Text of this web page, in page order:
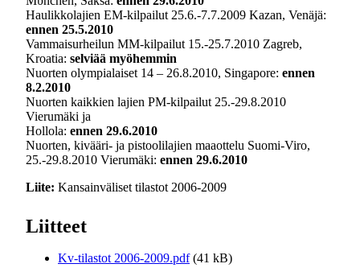
Haulikkolajien EM-kilpailut 25.6.-7.7.2009 Kazan, Venäjä:
ennen 25.5.2010
Vammaisurheilun MM-kilpailut 15.-25.7.2010 Zagreb,
Kroatia: selviää myöhemmin
Nuorten olympialaiset 14 – 26.8.2010, Singapore: ennen
8.2.2010
Nuorten kaikkien lajien PM-kilpailut 25.-29.8.2010
Vierumäki ja
Hollola: ennen 29.6.2010
Nuorten, kivääri- ja pistoolilajien maaottelu Suomi-Viro,
25.-29.8.2010 Vierumäki: ennen 29.6.2010
Liite: Kansainväliset tilastot 2006-2009
Liitteet
Kv-tilastot 2006-2009.pdf (41 kB)